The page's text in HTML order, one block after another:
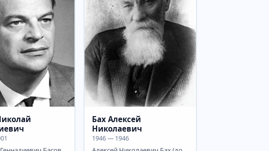
Бах Алексей
Николаевич
1946 — 1946